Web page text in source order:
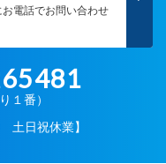
電話でお問い合わせ
１番）
土日祝休業】